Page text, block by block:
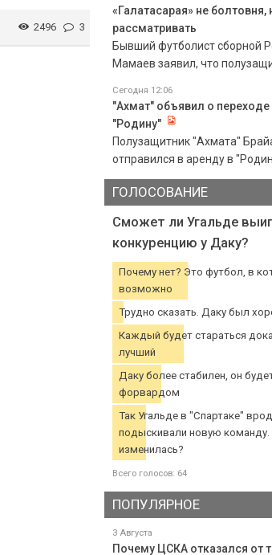
2496 3
«Галатасарая» не болтовня,
рассматривать
Бывший футболист сборной
Мамаев заявил, что
Сегодня 12:06
"Ахмат" объявил о
"Родину"
Полузащитник "Ахмата"
отправился в аренду в
ГОЛОСОВАНИЕ
Сможет ли Угальде
конкуренцию у Даку?
Почему нет? Это футбол, в
возможно
Трудно сказать. Даку был
Каждый будет стараться
лучший
Даку более стабилен, он
форвардом
Так Угальде в "Спартаке"
подыскивали новую команду.
изменилась?
Всего голосов: 64
ПОПУЛЯРНОЕ
3 Августа
Почему ЦСКА отказался от